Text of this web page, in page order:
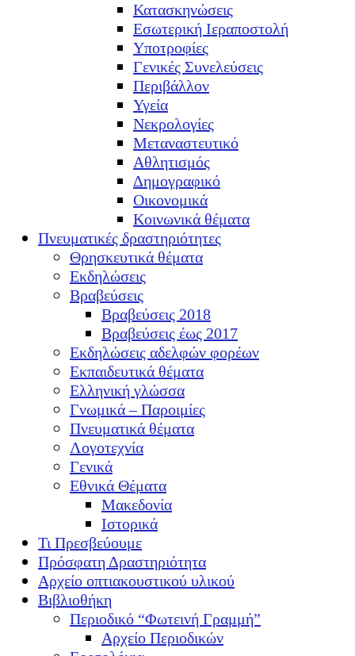
Κατασκηνώσεις
Εσωτερική Ιεραποστολή
Υποτροφίες
Γενικές Συνελεύσεις
Περιβάλλον
Υγεία
Νεκρολογίες
Μεταναστευτικό
Αθλητισμός
Δημογραφικό
Οικονομικά
Κοινωνικά θέματα
Πνευματικές δραστηριότητες
Θρησκευτικά θέματα
Εκδηλώσεις
Βραβεύσεις
Βραβεύσεις 2018
Βραβεύσεις έως 2017
Εκδηλώσεις αδελφών φορέων
Εκπαιδευτικά θέματα
Ελληνική γλώσσα
Γνωμικά – Παροιμίες
Πνευματικά θέματα
Λογοτεχνία
Γενικά
Εθνικά Θέματα
Μακεδονία
Ιστορικά
Τι Πρεσβεύουμε
Πρόσφατη Δραστηριότητα
Αρχείο οπτιακουστικού υλικού
Βιβλιοθήκη
Περιοδικό “Φωτεινή Γραμμή”
Αρχείο Περιοδικών